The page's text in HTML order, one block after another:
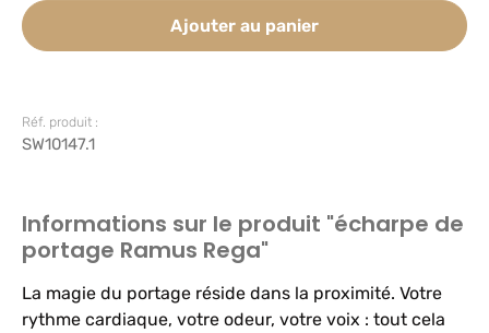
Ajouter au panier
Réf. produit :
SW10147.1
Informations sur le produit "écharpe de
portage Ramus Rega"
La magie du portage réside dans la proximité. Votre
rythme cardiaque, votre odeur, votre voix : tout cela